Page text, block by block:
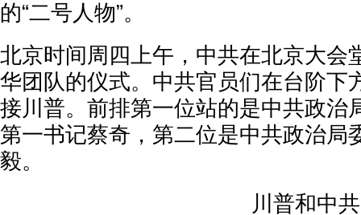
的“二号人物”。
北京时间周四上午，中共在北京大会
华团队的仪式。中共官员们在台阶下
接川普。前排第一位站的是中共政治
第一书记蔡奇，第二位是中共政治局
毅。
川普和中